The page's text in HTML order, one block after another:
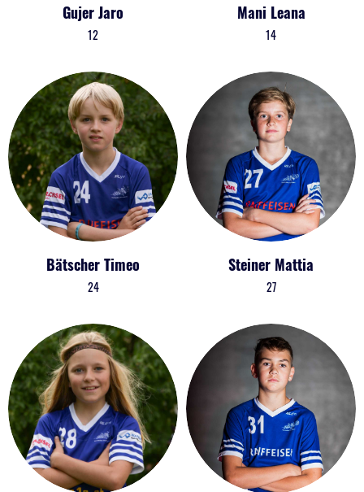
Gujer Jaro
12
Mani Leana
14
Bätscher Timeo
24
Steiner Mattia
27